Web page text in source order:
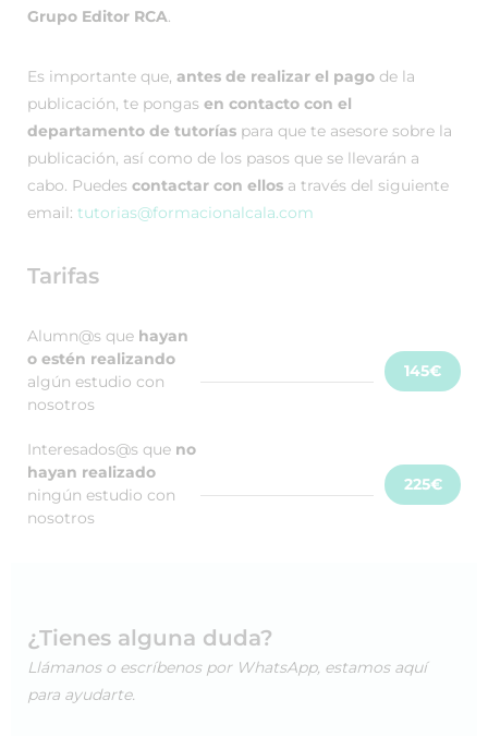
Grupo Editor RCA.
Es importante que, antes de realizar el pago de la
publicación, te pongas en contacto con el
departamento de tutorías para que te asesore sobre la
publicación, así como de los pasos que se llevarán a
cabo. Puedes contactar con ellos a través del siguiente
email: tutorias@formacionalcala.com
Tarifas
Alumn@s que hayan
o estén realizando
algún estudio con
nosotros
145€
Interesados@s que no
hayan realizado
ningún estudio con
nosotros
225€
¿Tienes alguna duda?
Llámanos o escríbenos por WhatsApp, estamos aquí
para ayudarte.